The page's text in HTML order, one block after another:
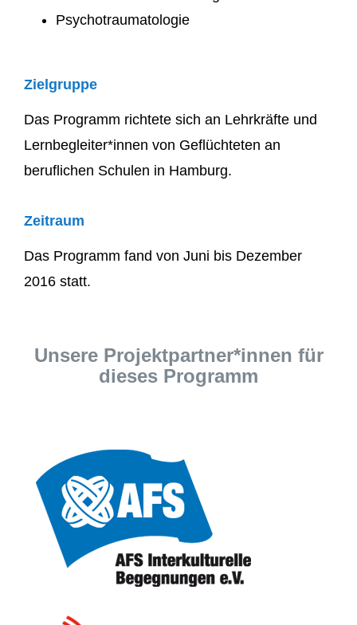
Psychotraumatologie
Zielgruppe
Das Programm richtete sich an Lehrkräfte und
Lernbegleiter*innen von Geflüchteten an
beruflichen Schulen in Hamburg.
Zeitraum
Das Programm fand von Juni bis Dezember
2016 statt.
Unsere Projektpartner*innen für
dieses Programm